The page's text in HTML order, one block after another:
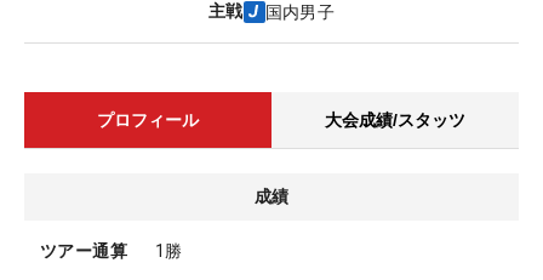
主戦 国内男子
プロフィール 大会成績/スタッツ
成績
ツアー通算 1勝